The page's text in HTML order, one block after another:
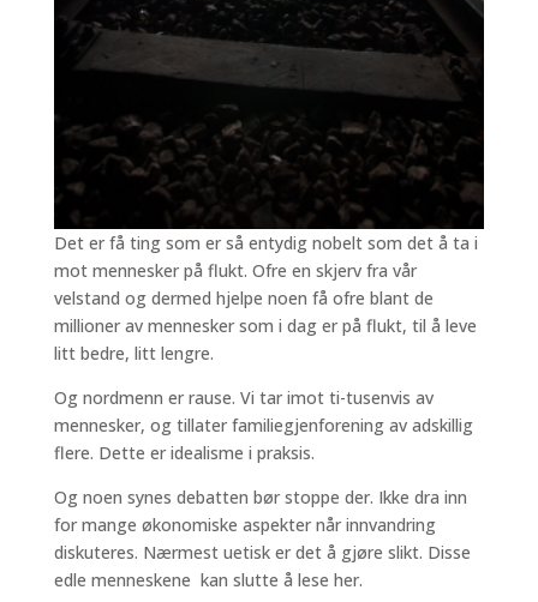
Det er få ting som er så entydig nobelt som det å ta i
mot mennesker på flukt. Ofre en skjerv fra vår
velstand og dermed hjelpe noen få ofre blant de
millioner av mennesker som i dag er på flukt, til å leve
litt bedre, litt lengre.
Og nordmenn er rause. Vi tar imot ti-tusenvis av
mennesker, og tillater familiegjenforening av adskillig
flere. Dette er idealisme i praksis.
Og noen synes debatten bør stoppe der. Ikke dra inn
for mange økonomiske aspekter når innvandring
diskuteres. Nærmest uetisk er det å gjøre slikt. Disse
edle menneskene kan slutte å lese her.